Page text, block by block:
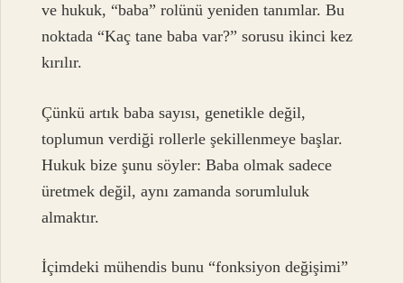
ve hukuk, “baba” rolünü yeniden tanımlar. Bu
noktada “Kaç tane baba var?” sorusu ikinci kez
kırılır.
Çünkü artık baba sayısı, genetikle değil,
toplumun verdiği rollerle şekillenmeye başlar.
Hukuk bize şunu söyler: Baba olmak sadece
üretmek değil, aynı zamanda sorumluluk
almaktır.
İçimdeki mühendis bunu “fonksiyon değişimi”